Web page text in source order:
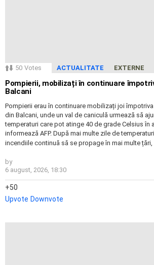
50 Votes ACTUALITATE EXTERNE
Pompierii, mobilizați în continuare
Balcani
Pompierii erau în continuare mobilizați joi
din Balcani, unde un val de caniculă urmează să
temperaturi care pot atinge 40 de grade Celsius în
informează AFP. După mai multe zile de
incendiile continuă să se propage în mai multe țări,
by
6 august, 2026, 18:30
50
Upvote Downvote